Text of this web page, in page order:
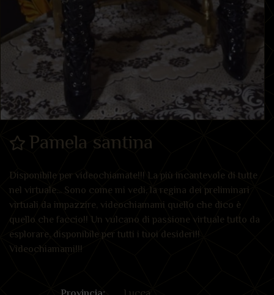
Pamela santina
Disponibile per videochiamate!!! La più incantevole di tutte
nel virtuale... Sono come mi vedi, la regina dei preliminari
virtuali da impazzire, videochiamami quello che dico è
quello che faccio!! Un vulcano di passione virtuale tutto da
esplorare, disponibile per tutti i tuoi desideri!!
Videochiamami!!!